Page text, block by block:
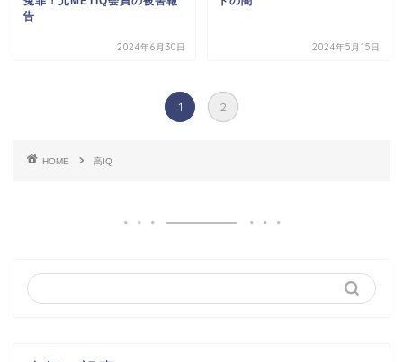
告
2024年6月30日 2024年5月15日
1 2
HOME 高IQ